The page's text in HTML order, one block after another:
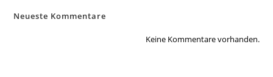
Neueste Kommentare
Keine Kommentare vorhanden.